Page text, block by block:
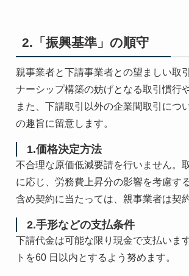
2.「振興基準」の順守
親事業者と下請事業者との望ましい取
ナーシップ構築の妨げとなる取引慣行
また、下請取引以外の企業間取引につ
の趣旨に留意します。
1.価格決定方法
不合理な原価低減要請を行いません。
に応じ、労務費上昇分の影響を考慮す
含め契約に当たっては、親事業者は契
2.手形などの支払条件
下請代金は可能な限り現金で支払いま
トを60 日以内とするよう努めます。